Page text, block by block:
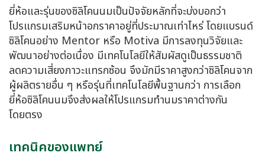
ยี่ห้อและรุ่นของซิลิโคนนมเป็นปัจจัยหลักที่จะบ่งบอกว่า
โปรแกรมเสริมหน้าอกราคาอยู่ที่ประมาณเท่าไหร่ โดยแบรนด์
ซิลิโคนอย่าง Mentor หรือ Motiva มีการลงทุนวิจัยและ
พัฒนาอย่างต่อเนื่อง มีเทคโนโลยีให้สัมผัสดูเป็นธรรมชาติ
ลดความเสี่ยงภาวะแทรกซ้อน จึงมักมีราคาสูงกว่าซิลิโคนจาก
ผู้ผลิตรายอื่น ๆ หรือรุ่นที่เทคโนโลยีพื้นฐานกว่า การเลือก
ยี่ห้อซิลิโคนนมจึงส่งผลให้โปรแกรมทำนมราคาต่างกัน
โดยตรง
เทคนิคของแพทย์